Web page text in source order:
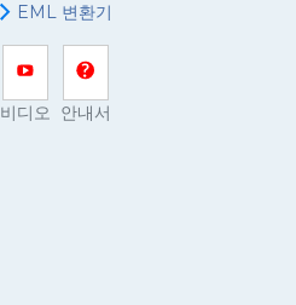
EML 변환기
비디오 안내서